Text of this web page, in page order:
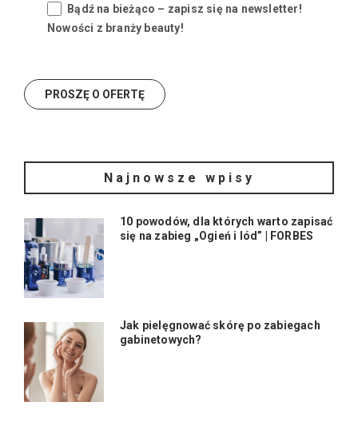
Bądź na bieżąco – zapisz się na newsletter!
Nowości z branży beauty!
Najnowsze wpisy
10 powodów, dla których warto zapisać
się na zabieg „Ogień i lód” | FORBES
Jak pielęgnować skórę po zabiegach
gabinetowych?